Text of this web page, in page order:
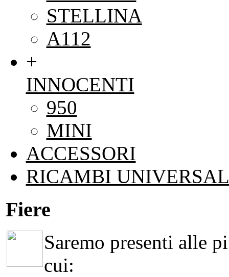
STELLINA
A112
+
INNOCENTI
950
MINI
ACCESSORI
RICAMBI
Fiere
Saremo presenti alle
cui: